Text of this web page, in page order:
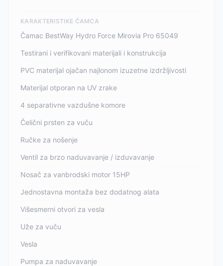
KARAKTERISTIKE ČAMCA
Čamac BestWay Hydro Force Mirovia Pro 65049
Testirani i verifikovani materijali i konstrukcija
PVC materijal ojačan najlonom izuzetne izdržljivosti
Materijal otporan na UV zrake
4 separativne vazdušne komore
Čelični prsten za vuču
Ručke za nošenje
Ventil za brzo naduvavanje / izduvavanje
Nosač za vanbrodski motor 15HP
Jednostavna montaža bez dodatnog alata
Višesmerni otvori za vesla
Uže za vuču
Vesla
Pumpa za naduvavanje